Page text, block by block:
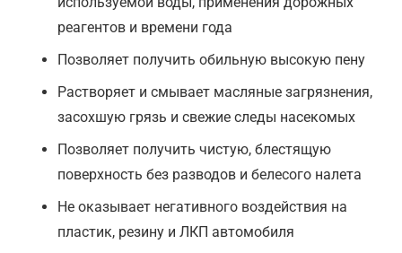
реагентов и времени года
Позволяет получить обильную высокую пену
Растворяет и смывает масляные загрязнения,
засохшую грязь и свежие следы насекомых
Позволяет получить чистую, блестящую
поверхность без разводов и белесого налета
Не оказывает негативного воздействия на
пластик, резину и ЛКП автомобиля